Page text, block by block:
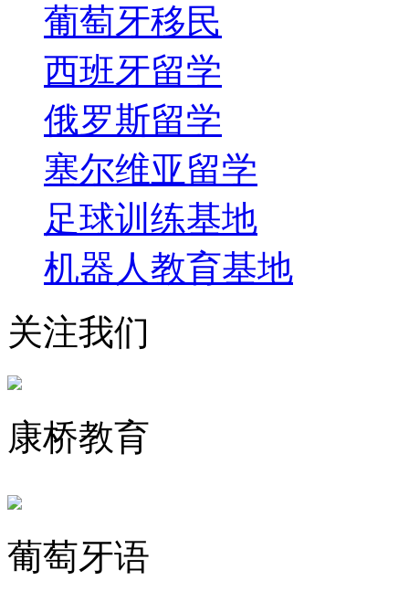
葡萄牙移民
西班牙留学
俄罗斯留学
塞尔维亚留学
足球训练基地
机器人教育基地
关注我们
康桥教育
葡萄牙语